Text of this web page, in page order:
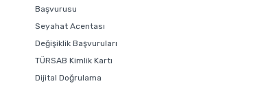
Başvurusu
Seyahat Acentası
Değişiklik Başvuruları
TÜRSAB Kimlik Kartı
Dijital Doğrulama